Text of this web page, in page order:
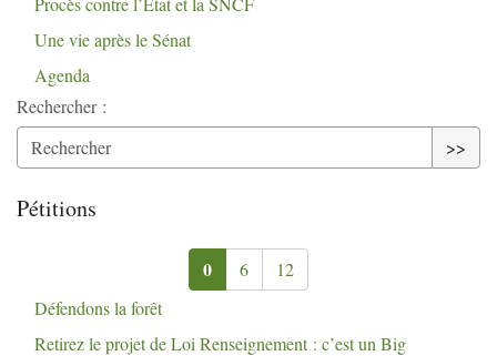
Une vie après le Sénat
Agenda
Rechercher :
>>
Pétitions
0 6
12
Défendons la forêt
Retirez le projet de Loi Renseignement : c’est un Big